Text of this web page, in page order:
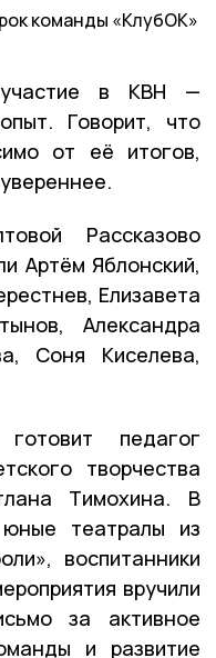
команды «КлубОК»
в КВН —
Говорит, что
от её итогов,
Рассказово
Артём Яблонский,
Елизавета
Александра
Соня Киселева,
педагог
творчества
Тимохина. В
театралы из
воспитанники
вручили
за активное
и развитие